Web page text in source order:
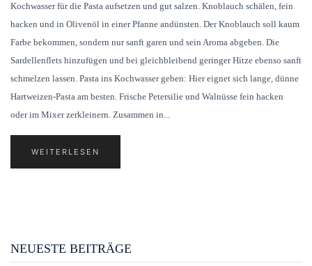
NEUESTE BEITRÄGE
Kochwasser für die Pasta aufsetzen und gut salzen. Knoblauch schälen, fein
hacken und in Olivenöl in einer Pfanne andünsten. Der Knoblauch soll kaum
Farbe bekommen, sondern nur sanft garen und sein Aroma abgeben. Die
Sardellenflets hinzufügen und bei gleichbleibend geringer Hitze ebenso sanft
schmelzen lassen. Pasta ins Kochwasser geben: Hier eignet sich lange, dünne
Hartweizen-Pasta am besten. Frische Petersilie und Walnüsse fein hacken
oder im Mixer zerkleinern. Zusammen in...
WEITERLESEN